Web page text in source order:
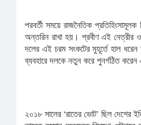
​পরবর্তী সময়ে রাজনৈতিক প্রতিহিংসামূলক
অন্তরিন রাখা হয়। প্রবীণ এই নেত্রীর
দলের এই চরম সংকটের মুহূর্তে হাল
ব্যবহারে দলকে নতুন করে পুনর্গঠিত
​২০১৮ সালের ‘রাতের ভোট’ ছিল দেশের